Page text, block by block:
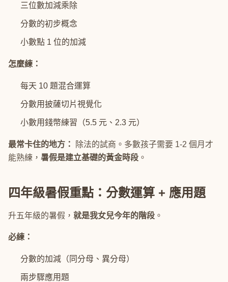
三位數加減乘除
分數的初步概念
小數點 1 位的加減
怎麼練：
每天 10 題混合運算
分數用披薩切片視覺化
小數用錢幣練習（5.5 元、2.3 元）
最常卡住的地方：
除法的試商。多數孩子需要 1-2 個月才
能熟練， 暑假是建立基礎的黃金時段 。
四年級暑假重點：分數運算 + 應用題
升五年級的暑假， 就是我女兒今年的階段 。
必練：
分數的加減（同分母、異分母）
兩步驟應用題